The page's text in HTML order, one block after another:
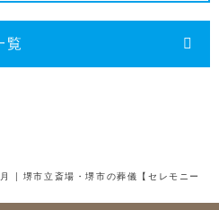
覧
| 堺市立斎場・堺市の葬儀【セレモニー